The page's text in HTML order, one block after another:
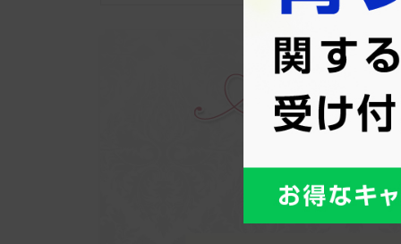
入会申
専用